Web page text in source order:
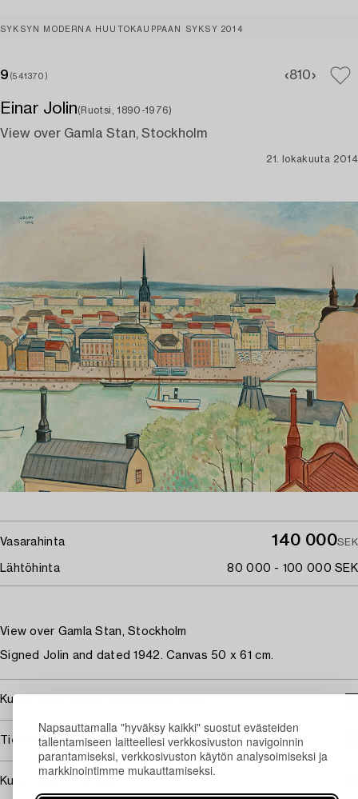
Napsauttamalla "hyväksy kaikki" suostut evästeiden
tallentamiseen laitteellesi verkkosivuston navigoinnin
parantamiseksi, verkkosivuston käytön analysoimiseksi ja
markkinointimme mukauttamiseksi.
SYKSYN MODERNA HUUTOKAUPPAAN SYKSY 2014
9 (541370) 810
Einar Jolin(Ruotsi, 1890-1976)
View over Gamla Stan, Stockholm
21. lokakuuta 2014
Vasarahinta 140 000SEK
Lähtöhinta 80 000 - 100 000 SEK
View over Gamla Stan, Stockholm
Signed Jolin and dated 1942. Canvas 50 x 61 cm.
Kuuluu jälleenmyyntikorvauksen piiriin
Tietoa ostamisesta
Kuvan käyttöoikeudet